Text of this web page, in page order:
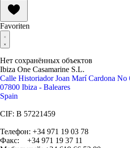
Favoriten
Нет сохранённых объектов
Ibiza One Casamarine S.L.
Calle Historiador Joan Marí Cardona No
07800 Ibiza - Baleares
Spain
CIF: B 57221459
Телефон: +34 971 19 03 78
Факс: +34 971 19 37 11